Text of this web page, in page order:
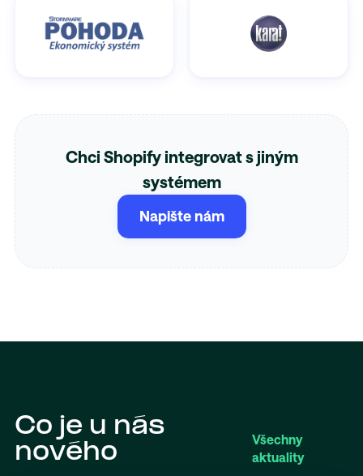
Chci Shopify integrovat s jiným
systémem
Napište nám
Co je u nás
nového
Všechny
aktuality